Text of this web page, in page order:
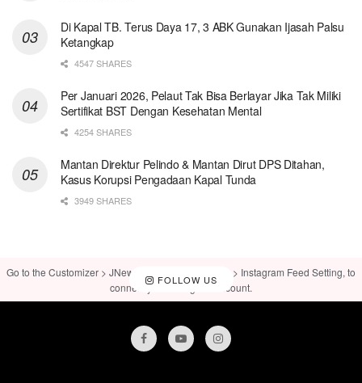
Di Kapal TB. Terus Daya 17, 3 ABK Gunakan Ijasah Palsu
Ketangkap
4547 SHARES
Per Januari 2026, Pelaut Tak Bisa Berlayar Jika Tak Miliki
Sertifikat BST Dengan Kesehatan Mental
4254 SHARES
Mantan Direktur Pelindo & Mantan Dirut DPS Ditahan,
Kasus Korupsi Pengadaan Kapal Tunda
3949 SHARES
FOLLOW US
Go to the Customizer > JNews : Social, Like & View > Instagram Feed Setting, to
connect your Instagram account.